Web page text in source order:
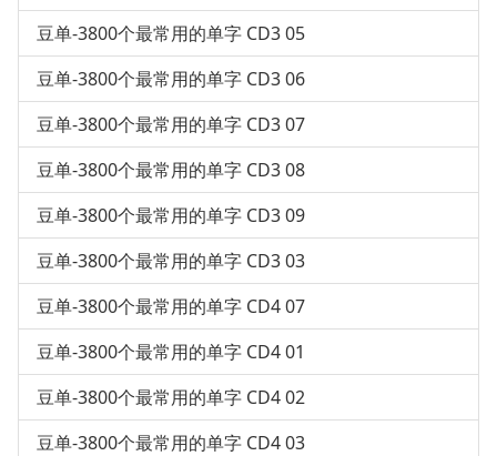
豆单-3800个最常用的单字 CD3 05
豆单-3800个最常用的单字 CD3 06
豆单-3800个最常用的单字 CD3 07
豆单-3800个最常用的单字 CD3 08
豆单-3800个最常用的单字 CD3 09
豆单-3800个最常用的单字 CD3 03
豆单-3800个最常用的单字 CD4 07
豆单-3800个最常用的单字 CD4 01
豆单-3800个最常用的单字 CD4 02
豆单-3800个最常用的单字 CD4 03